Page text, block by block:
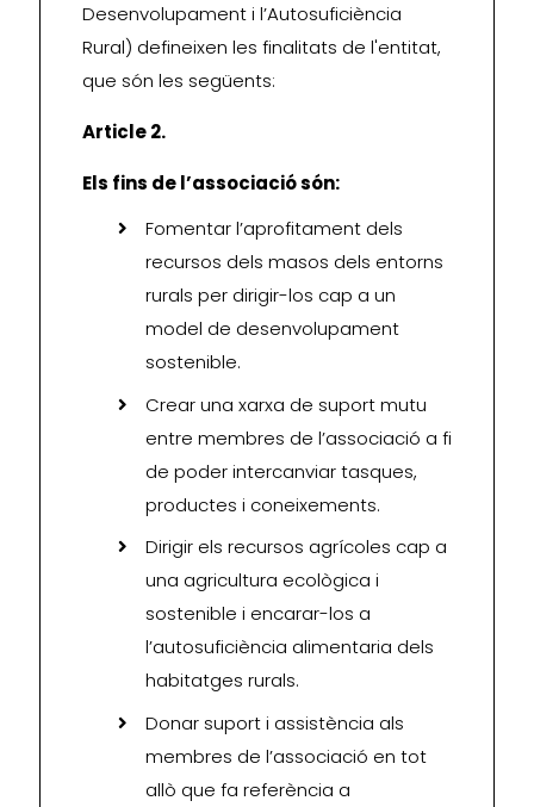
Desenvolupament i l’Autosuficiència
Rural) defineixen les finalitats de l'entitat,
que són les següents:
Article 2.
Els fins de l’associació són:
Fomentar l’aprofitament dels
recursos dels masos dels entorns
rurals per dirigir-los cap a un
model de desenvolupament
sostenible.
Crear una xarxa de suport mutu
entre membres de l’associació a fi
de poder intercanviar tasques,
productes i coneixements.
Dirigir els recursos agrícoles cap a
una agricultura ecològica i
sostenible i encarar-los a
l’autosuficiència alimentaria dels
habitatges rurals.
Donar suport i assistència als
membres de l’associació en tot
allò que fa referència a